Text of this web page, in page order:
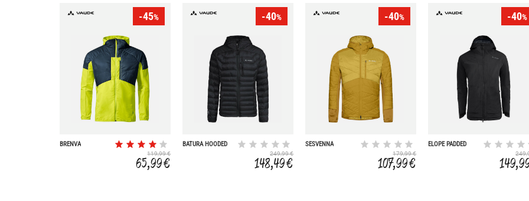
-45%
BRENVA
119,99 €
65,99 €
-40%
BATURA HOODED
249,99 €
148,49 €
-40%
SESVENNA
179,99 €
107,99 €
-40%
ELOPE PADDED